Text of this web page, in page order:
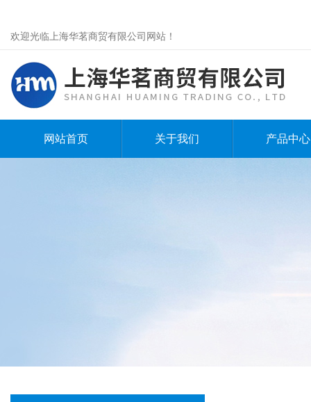
欢迎光临上海华茗商贸有限公司网站！
网站首页 关于我们 产品中心